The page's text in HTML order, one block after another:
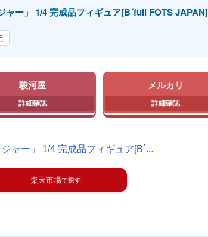
ー」 1/4 完成品フィギュア[B´full FOTS JAPAN]
駿河屋 メルカリ
ャー」 1/4 完成品フィギュア[B´...
楽天市場